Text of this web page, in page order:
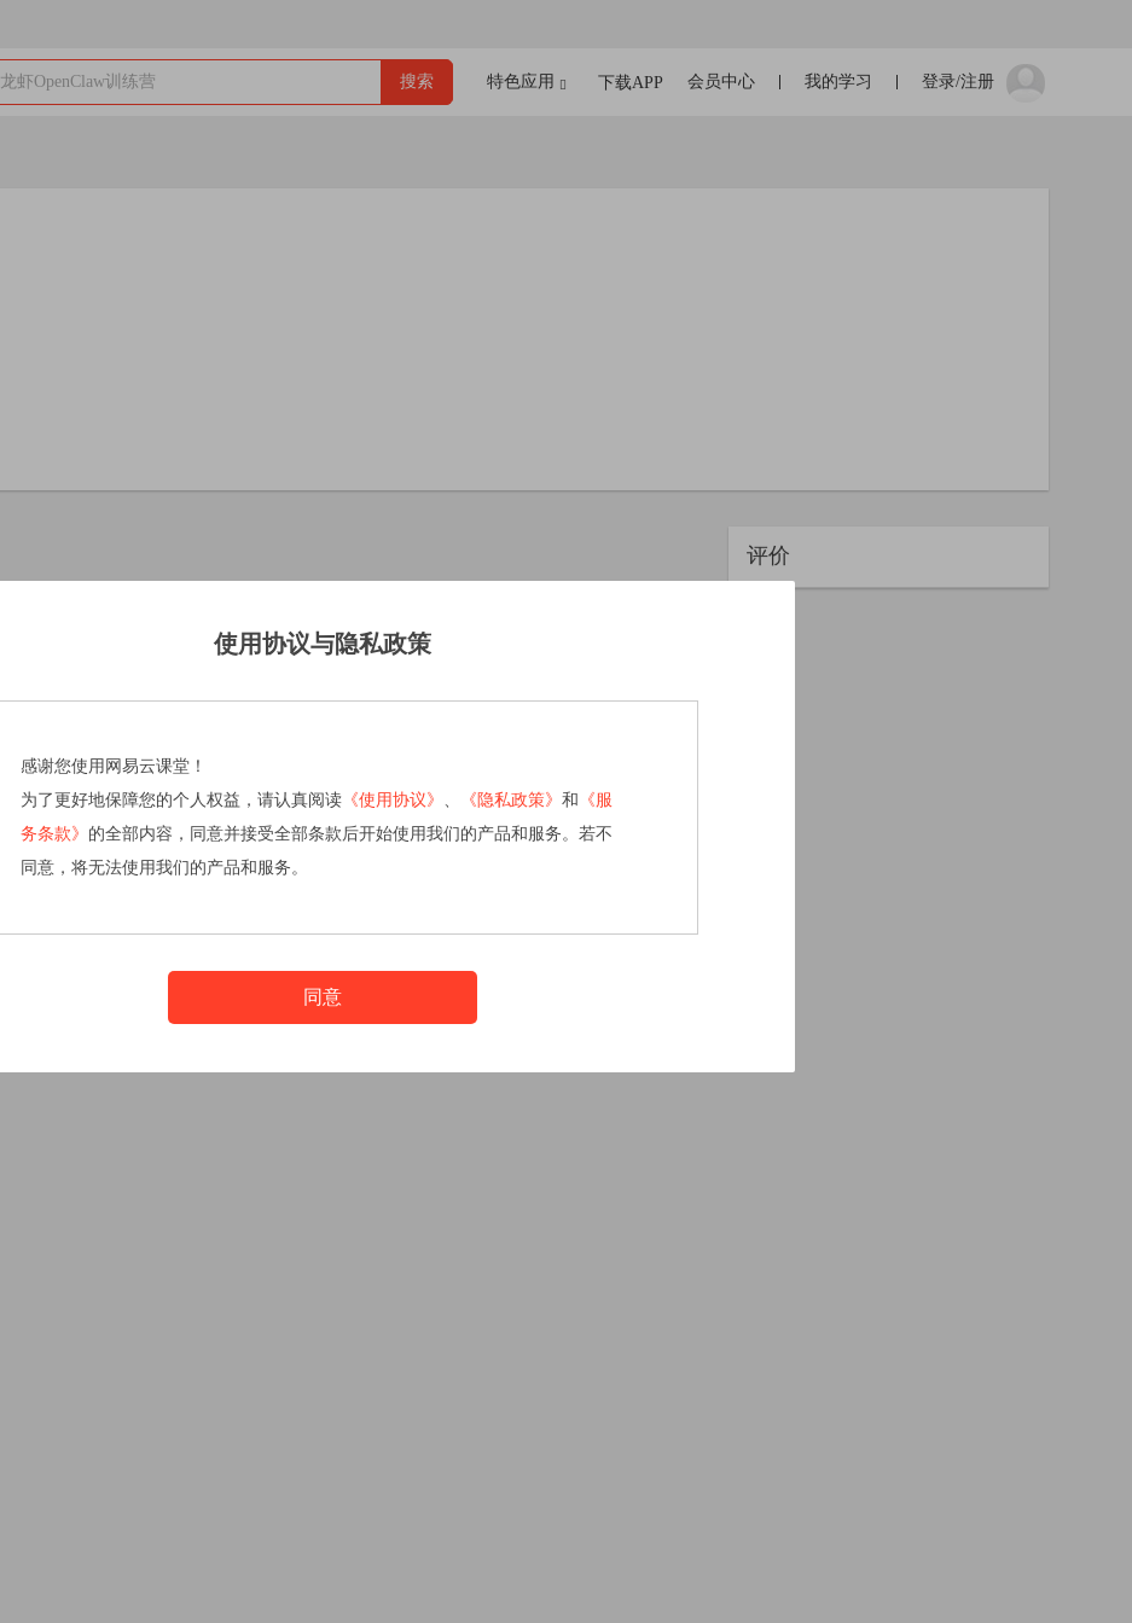
龙虾OpenClaw训练营 搜索 特色应用 下载APP 登录/注册
我的学习
会员中心
评价
使用协议与隐私政策
感谢您使用网易云课堂！
为了更好地保障您的个人权益，请认真阅读 《使用协议》 《隐私政策》 和 《服
务条款》 的全部内容，同意并接受全部条款后开始使用我们的产品和服务。若不
同意，将无法使用我们的产品和服务。
同意